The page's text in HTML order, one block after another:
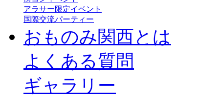
アラサー限定イベント
国際交流パーティー
おものみ関西とは
よくある質問
ギャラリー